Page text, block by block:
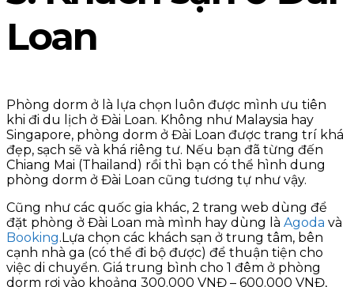
Loan
Phòng dorm ở là lựa chọn luôn được mình ưu tiên
khi đi du lịch ở Đài Loan. Không như Malaysia hay
Singapore, phòng dorm ở Đài Loan được trang trí khá
đẹp, sạch sẽ và khá riêng tư. Nếu bạn đã từng đến
Chiang Mai (Thailand) rồi thì bạn có thể hình dung
phòng dorm ở Đài Loan cũng tương tự như vậy.
Cũng như các quốc gia khác, 2 trang web dùng để
đặt phòng ở Đài Loan mà mình hay dùng là Agoda và
Booking.Lựa chọn các khách sạn ở trung tâm, bên
cạnh nhà ga (có thể đi bộ được) để thuận tiện cho
việc di chuyển. Giá trung bình cho 1 đêm ở phòng
dorm rơi vào khoảng 300.000 VNĐ – 600.000 VNĐ,